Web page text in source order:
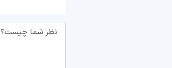
نظر شما چیست؟